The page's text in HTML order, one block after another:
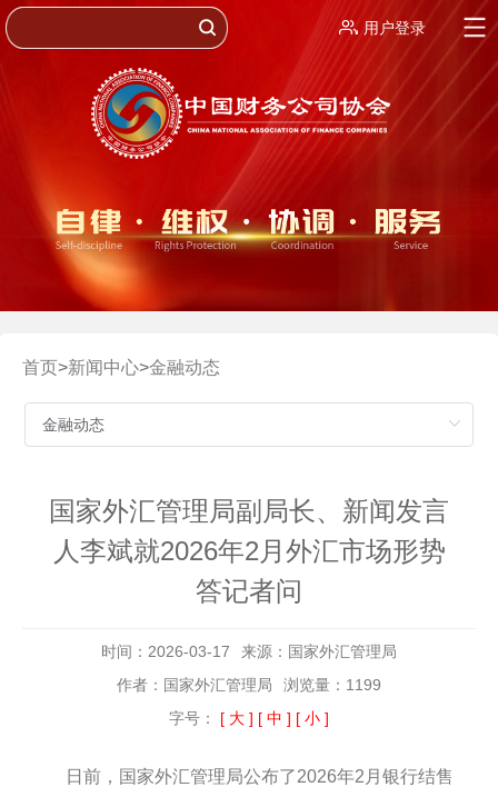
用户登录
首页>新闻中心>金融动态
国家外汇管理局副局长、新闻发言
人李斌就2026年2月外汇市场形势
答记者问
时间：2026-03-17
来源：国家外汇管理局
作者：国家外汇管理局
浏览量：1199
字号： [ 大 ] [ 中 ] [ 小 ]
日前，国家外汇管理局公布了2026年2月银行结售